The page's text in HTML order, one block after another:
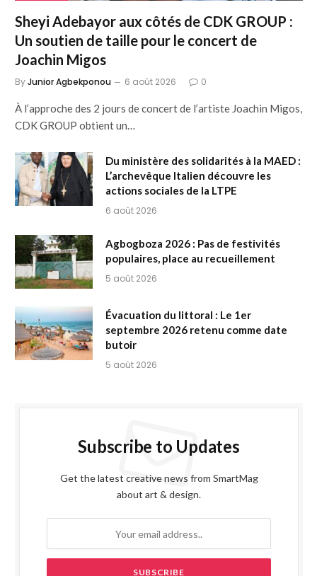
Sheyi Adebayor aux côtés de CDK GROUP :
Un soutien de taille pour le concert de
Joachin Migos
ByJunior Agbekponou 6 août 2026 0
À l’approche des 2 jours de concert de l’artiste Joachin Migos,
CDK GROUP obtient un…
Du ministère des solidarités à la MAED :
L’archevêque Italien découvre les
actions sociales de la LTPE
6 août 2026
Agbogboza 2026 : Pas de festivités
populaires, place au recueillement
5 août 2026
Évacuation du littoral : Le 1er
septembre 2026 retenu comme date
butoir
5 août 2026
Subscribe to Updates
Get the latest creative news from SmartMag
about art & design.